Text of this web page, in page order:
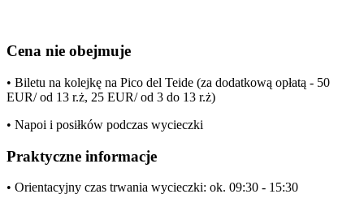
Cena nie obejmuje
• Biletu na kolejkę na Pico del Teide (za dodatkową opłatą - 50
EUR/ od 13 r.ż, 25 EUR/ od 3 do 13 r.ż)
• Napoi i posiłków podczas wycieczki
Praktyczne informacje
• Orientacyjny czas trwania wycieczki: ok. 09:30 - 15:30